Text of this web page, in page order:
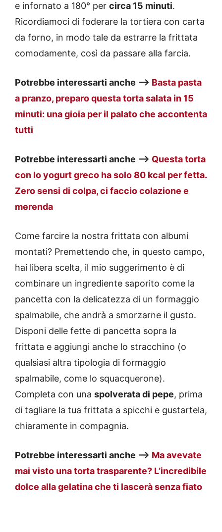
e infornato a 180° per circa 15 minuti.
Ricordiamoci di foderare la tortiera con carta
da forno, in modo tale da estrarre la frittata
comodamente, così da passare alla farcia.
Potrebbe interessarti anche —> Basta pasta
a pranzo, preparo questa torta salata in 15
minuti: una gioia per il palato che accontenta
tutti
Potrebbe interessarti anche —> Questa torta
con lo yogurt greco ha solo 80 kcal per fetta.
Zero sensi di colpa, ci faccio colazione e
merenda
Come farcire la nostra frittata con albumi
montati? Premettendo che, in questo campo,
hai libera scelta, il mio suggerimento è di
combinare un ingrediente saporito come la
pancetta con la delicatezza di un formaggio
spalmabile, che andrà a smorzarne il gusto.
Disponi delle fette di pancetta sopra la
frittata e aggiungi anche lo stracchino (o
qualsiasi altra tipologia di formaggio
spalmabile, come lo squacquerone).
Completa con una spolverata di pepe, prima
di tagliare la tua frittata a spicchi e gustartela,
chiaramente in compagnia.
Potrebbe interessarti anche —> Ma avevate
mai visto una torta trasparente? L’incredibile
dolce alla gelatina che ti lascerà senza fiato